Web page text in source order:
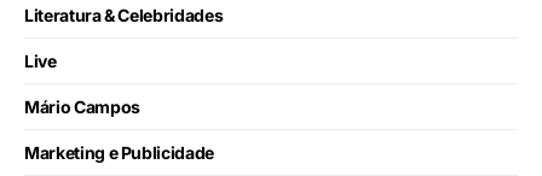
Literatura & Celebridades
Live
Mário Campos
Marketing e Publicidade